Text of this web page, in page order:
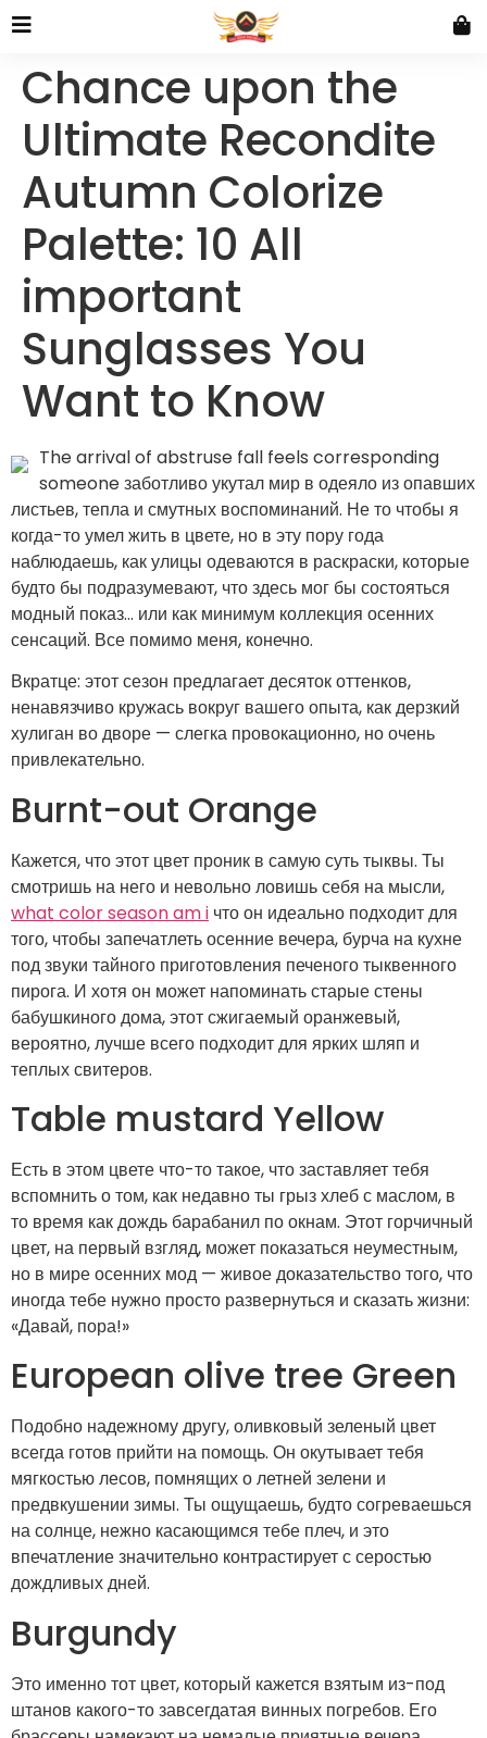
Chance upon the
Ultimate Recondite
Autumn Colorize
Palette: 10 All
important
Sunglasses You
Want to Know
The arrival of abstruse fall feels corresponding
someone заботливо укутал мир в одеяло из опавших
листьев, тепла и смутных воспоминаний. Не то чтобы я
когда-то умел жить в цвете, но в эту пору года
наблюдаешь, как улицы одеваются в раскраски, которые
будто бы подразумевают, что здесь мог бы состояться
модный показ… или как минимум коллекция осенних
сенсаций. Все помимо меня, конечно.
Вкратце: этот сезон предлагает десяток оттенков,
ненавязчиво кружась вокруг вашего опыта, как дерзкий
хулиган во дворе — слегка провокационно, но очень
привлекательно.
Burnt-out Orange
Кажется, что этот цвет проник в самую суть тыквы. Ты
смотришь на него и невольно ловишь себя на мысли,
what color season am i что он идеально подходит для
того, чтобы запечатлеть осенние вечера, бурча на кухне
под звуки тайного приготовления печеного тыквенного
пирога. И хотя он может напоминать старые стены
бабушкиного дома, этот сжигаемый оранжевый,
вероятно, лучше всего подходит для ярких шляп и
теплых свитеров.
Table mustard Yellow
Есть в этом цвете что-то такое, что заставляет тебя
вспомнить о том, как недавно ты грыз хлеб с маслом, в
то время как дождь барабанил по окнам. Этот горчичный
цвет, на первый взгляд, может показаться неуместным,
но в мире осенних мод — живое доказательство того, что
иногда тебе нужно просто развернуться и сказать жизни:
«Давай, пора!»
European olive tree Green
Подобно надежному другу, оливковый зеленый цвет
всегда готов прийти на помощь. Он окутывает тебя
мягкостью лесов, помнящих о летней зелени и
предвкушении зимы. Ты ощущаешь, будто согреваешься
на солнце, нежно касающимся тебе плеч, и это
впечатление значительно контрастирует с серостью
дождливых дней.
Burgundy
Это именно тот цвет, который кажется взятым из-под
штанов какого-то завсегдатая винных погребов. Его